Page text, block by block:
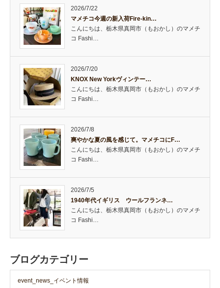
2026/7/22
マメチコ今週の新入荷Fire-kin…
こんにちは、栃木県真岡市（もおかし）のマメチ
コ Fashi…
2026/7/20
KNOX New Yorkヴィンテー…
こんにちは、栃木県真岡市（もおかし）のマメチ
コ Fashi…
2026/7/8
爽やかな夏の風を感じて。マメチコにF…
こんにちは、栃木県真岡市（もおかし）のマメチ
コ Fashi…
2026/7/5
1940年代イギリス ウールフランネ…
こんにちは、栃木県真岡市（もおかし）のマメチ
コ Fashi…
ブログカテゴリー
event_news_イベント情報